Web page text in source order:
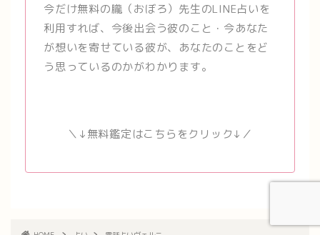
今だけ無料の朧（おぼろ）先生のLINE占いを
利用すれば、今後出会う彼のこと・今あなた
が想いを寄せている彼が、あなたのことをど
う思っているのかがわかります。
＼↓無料鑑定はこちらをクリック↓／